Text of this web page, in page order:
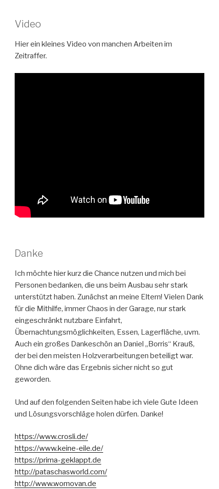
Video
Hier ein kleines Video von manchen Arbeiten im
Zeitraffer.
Danke
Ich möchte hier kurz die Chance nutzen und mich bei
Personen bedanken, die uns beim Ausbau sehr stark
unterstützt haben. Zunächst an meine Eltern! Vielen Dank
für die Mithilfe, immer Chaos in der Garage, nur stark
eingeschränkt nutzbare Einfahrt,
Übernachtungsmöglichkeiten, Essen, Lagerfläche, uvm.
Auch ein großes Dankeschön an Daniel „Borris“ Krauß,
der bei den meisten Holzverarbeitungen beteiligt war.
Ohne dich wäre das Ergebnis sicher nicht so gut
geworden.
Und auf den folgenden Seiten habe ich viele Gute Ideen
und Lösungsvorschläge holen dürfen. Danke!
https://www.crosli.de/
https://www.keine-eile.de/
https://prima-geklappt.de
http://pataschasworld.com/
http://www.womovan.de